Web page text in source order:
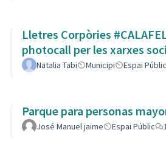
Lletres Corpòries
photocall per les xarxes
Natalia Tabi Municipi Espai Públic
Parque para personas
José Manuel jaime Espai Públic